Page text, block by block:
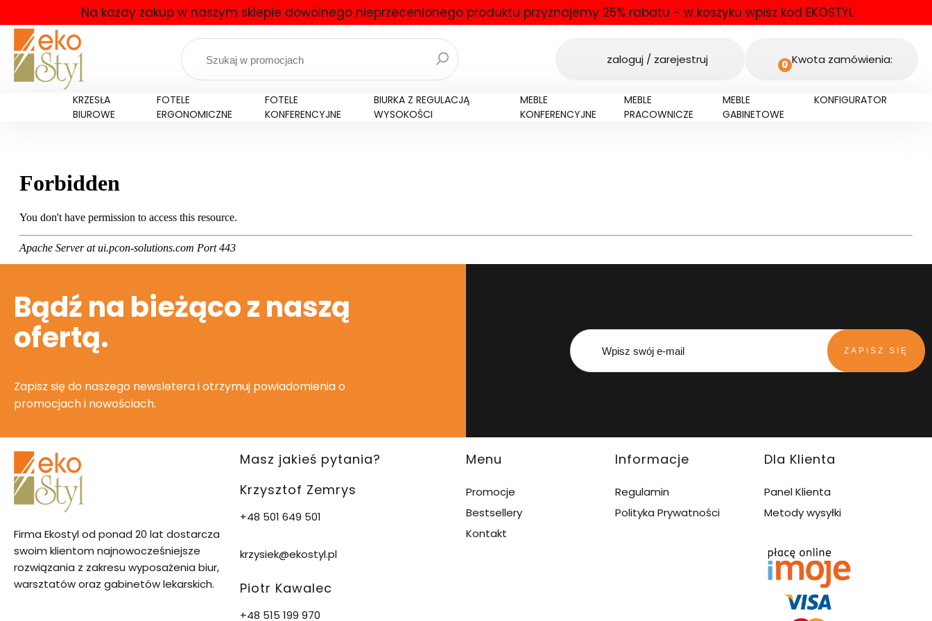
Na każdy zakup w naszym sklepie dowolnego nieprzecenionego produktu przyznajemy 25% rabatu - w koszyku wpisz kod EKOSTYL
zaloguj / zarejestruj 0 Kwota zamówienia:
KRZESŁA
BIUROWE
FOTELE
ERGONOMICZNE
FOTELE
KONFERENCYJNE
BIURKA Z REGULACJĄ
WYSOKOŚCI
MEBLE
KONFERENCYJNE
MEBLE
PRACOWNICZE
MEBLE
GABINETOWE
KONFIGURATOR
Bądź na bieżąco z naszą
ofertą.
Zapisz się do naszego newsletera i otrzymuj powiadomienia o
promocjach i nowościach.
ZAPISZ SIĘ
Firma Ekostyl od ponad 20 lat dostarcza
swoim klientom najnowocześniejsze
rozwiązania z zakresu wyposażenia biur,
warsztatów oraz gabinetów lekarskich.
Masz jakieś pytania?
Krzysztof Zemrys
+48 501 649 501
krzysiek@ekostyl.pl
Piotr Kawalec
+48 515 199 970
Menu
Promocje
Bestsellery
Kontakt
Informacje
Regulamin
Polityka Prywatności
Dla Klienta
Panel Klienta
Metody wysyłki